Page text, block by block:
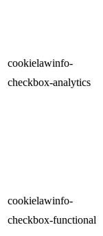
cookielawinfo-
checkbox-analytics
cookielawinfo-
checkbox-functional